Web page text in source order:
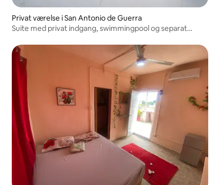
Privat værelse i San Antonio de Guerra
Suite med privat indgang, swimmingpool og separat